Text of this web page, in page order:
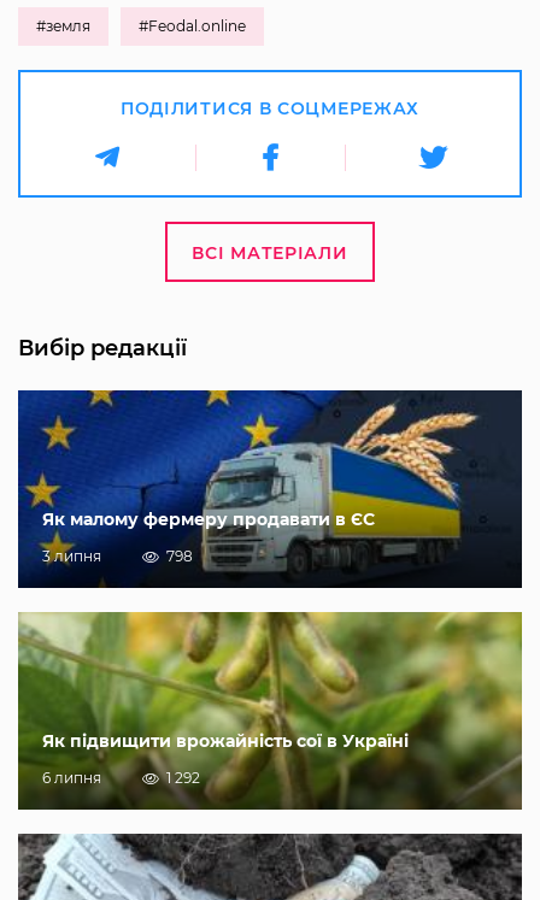
#земля #Feodal.online
ПОДІЛИТИСЯ В СОЦМЕРЕЖАХ
ВСІ МАТЕРІАЛИ
Вибір редакції
Як малому фермеру продавати в ЄС
3 липня 798
Як підвищити врожайність сої в Україні
6 липня 1 292